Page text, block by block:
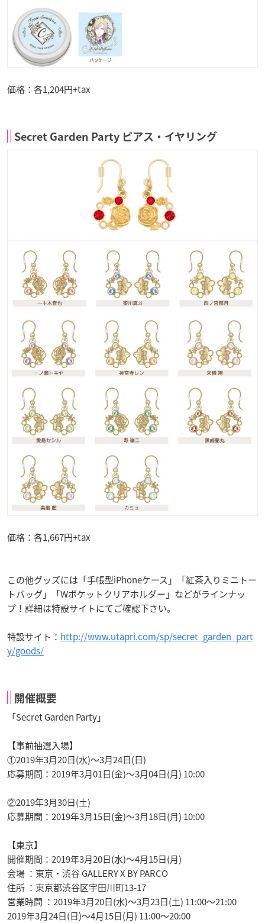
価格：各1,204円+tax
Secret Garden Party ピアス・イヤリング
価格：各1,667円+tax
この他グッズには「手帳型iPhoneケース」「紅茶入りミニトー
トバッグ」「Wポケットクリアホルダー」などがラインナッ
プ！詳細は特設サイトにてご確認下さい。
特設サイト： http://www.utapri.com/sp/secret_garden_part
y/goods/
開催概要
「Secret Garden Party」
【事前抽選入場】
①2019年3月20日(水)～3月24日(日)
応募期間：2019年3月01日(金)～3月04日(月) 10:00
②2019年3月30日(土)
応募期間：2019年3月15日(金)～3月18日(月) 10:00
【東京】
開催期間：2019年3月20日(水)～4月15日(月)
会場 ：東京・渋谷 GALLERY X BY PARCO
住所 ：東京都渋谷区宇田川町13-17
営業時間 ：2019年3月20日(水)～3月23日(土) 11:00～21:00
2019年3月24日(日)～4月15日(月) 11:00～20:00